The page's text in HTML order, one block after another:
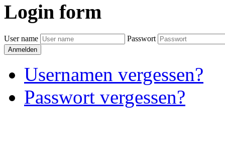
Login form
User name Passwort
Anmelden
Usernamen vergessen?
Passwort vergessen?